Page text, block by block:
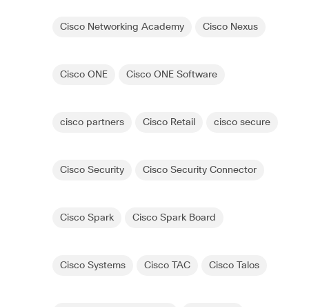
Cisco Networking Academy Cisco Nexus
Cisco ONE Cisco ONE Software
cisco partners Cisco Retail cisco secure
Cisco Security Cisco Security Connector
Cisco Spark Cisco Spark Board
Cisco Systems Cisco TAC Cisco Talos